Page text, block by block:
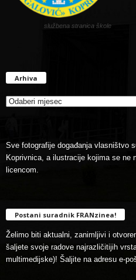
službena stranica škole
Arhiva
Sve fotografije događanja vlasništvo
Koprivnica, a ilustracije kojima se ne
licencom.
Postani suradnik FRANzinea!
Želimo biti aktualni, zanimljivi i
šaljete svoje radove najrazličitijih
multimedijske)! Šaljite na adresu e-